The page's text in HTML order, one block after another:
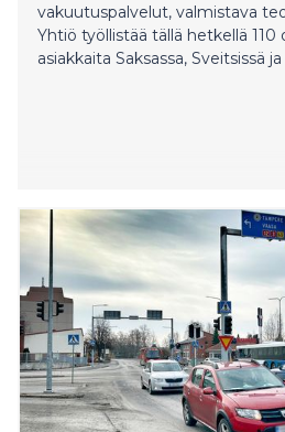
vakuutuspalvelut, valmistava
Yhtiö työllistää tällä hetkellä 110
asiakkaita Saksassa, Sveitsissä